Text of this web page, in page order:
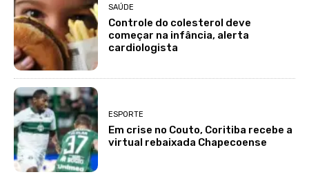
SAÚDE
Controle do colesterol deve
começar na infância, alerta
cardiologista
ESPORTE
Em crise no Couto, Coritiba recebe a
virtual rebaixada Chapecoense